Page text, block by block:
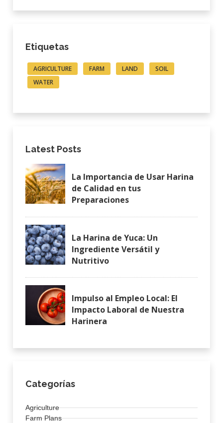
Etiquetas
AGRICULTURE FARM LAND
SOIL
WATER
Latest Posts
La Importancia de Usar Harina
de Calidad en tus
Preparaciones
La Harina de Yuca: Un
Ingrediente Versátil y
Nutritivo
Impulso al Empleo Local: El
Impacto Laboral de Nuestra
Harinera
Categorías
Agriculture
Farm Plans